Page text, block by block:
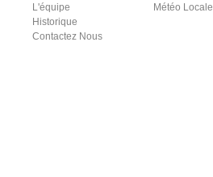
L'équipe
Historique
Contactez Nous
Météo Locale